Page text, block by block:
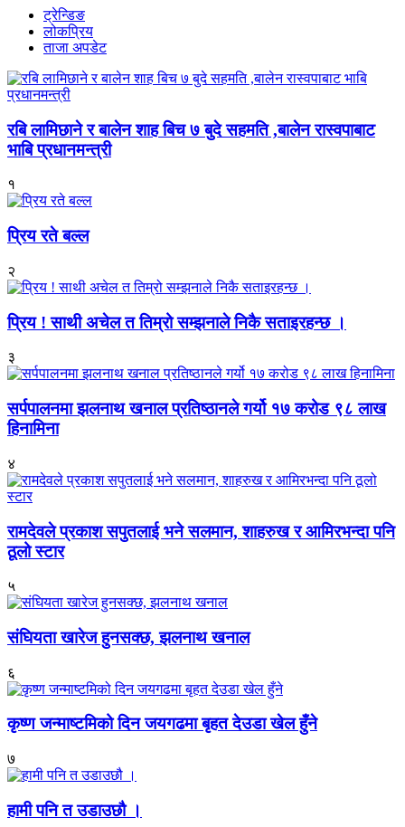
ट्रेन्डिङ
लोकप्रिय
ताजा अपडेट
रबि लामिछाने र बालेन शाह बिच ७ बुदे सहमति ,बालेन रास्वपाबाट
भाबि प्रधानमन्त्री
१
प्रिय रते बल्ल
२
प्रिय ! साथी अचेल त तिम्रो सम्झनाले निकै सताइरहन्छ ।
३
सर्पपालनमा झलनाथ खनाल प्रतिष्ठानले गर्यो १७ करोड ९८ लाख
हिनामिना
४
रामदेवले प्रकाश सपुतलाई भने सलमान, शाहरुख र आमिरभन्दा पनि
ठूलो स्टार
५
संघियता खारेज हुनसक्छ, झलनाथ खनाल
६
कृष्ण जन्माष्टमिको दिन जयगढमा बृहत देउडा खेल हुँने
७
हामी पनि त उडाउछौ ।